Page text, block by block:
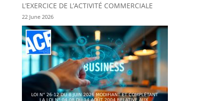
L’EXERCICE DE L’ACTIVITÉ COMMERCIALE
22 June 2026